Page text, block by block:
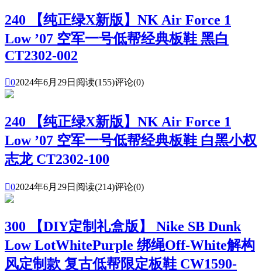
240 【纯正绿X新版】NK Air Force 1
Low ’07 空军一号低帮经典板鞋 黑白
CT2302-002
02024年6月29日 阅读(155)评论(0)
240 【纯正绿X新版】NK Air Force 1
Low ’07 空军一号低帮经典板鞋 白黑小权
志龙 CT2302-100
02024年6月29日 阅读(214)评论(0)
300 【DIY定制礼盒版】 Nike SB Dunk
Low LotWhitePurple 绑绳Off-White解构
风定制款 复古低帮限定板鞋 CW1590-